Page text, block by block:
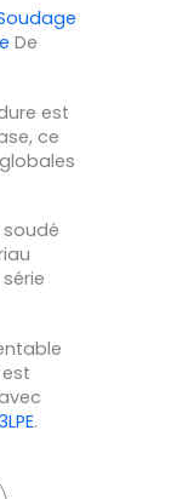
De
est
ce
.